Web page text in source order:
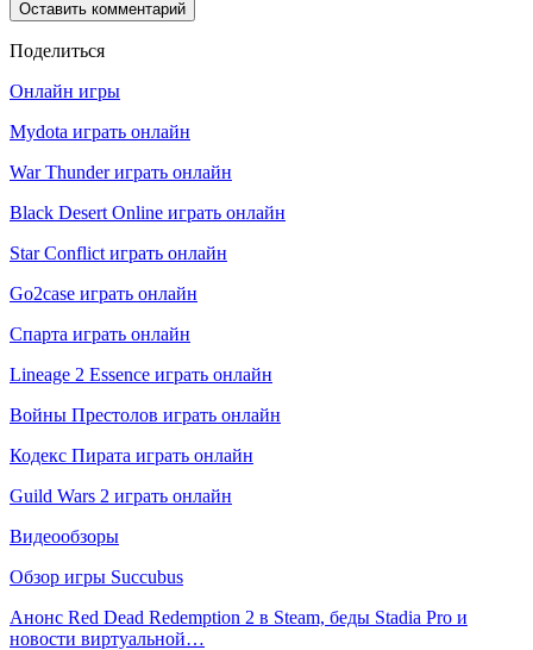
Поделиться
Онлайн игры
Mydota играть онлайн
War Thunder играть онлайн
Black Desert Online играть онлайн
Star Conflict играть онлайн
Go2case играть онлайн
Спарта играть онлайн
Lineage 2 Essence играть онлайн
Войны Престолов играть онлайн
Кодекс Пирата играть онлайн
Guild Wars 2 играть онлайн
Видеообзоры
Обзор игры Succubus
Анонс Red Dead Redemption 2 в Steam, беды Stadia Pro и
новости виртуальной…